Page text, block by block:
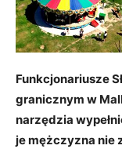
Funkcjonariusze
granicznym w
narzędzia
je mężczyzna nie